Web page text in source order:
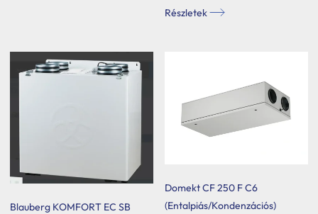
Részletek
Blauberg KOMFORT EC SB
Domekt CF 250 F C6
(Entalpiás/Kondenzációs)